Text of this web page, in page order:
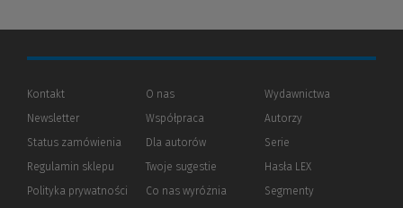
Kontakt
Newsletter
Status zamówienia
Regulamin sklepu
Polityka prywatności (Nowe
(Link
O nas
Współpraca
Dla autorów(Nowe
(Link
innej
strony)
Twoje sugestie
Co nas wyróżnia
Wydawnictwa
Autorzy
Serie
Hasła LEX
Segmenty